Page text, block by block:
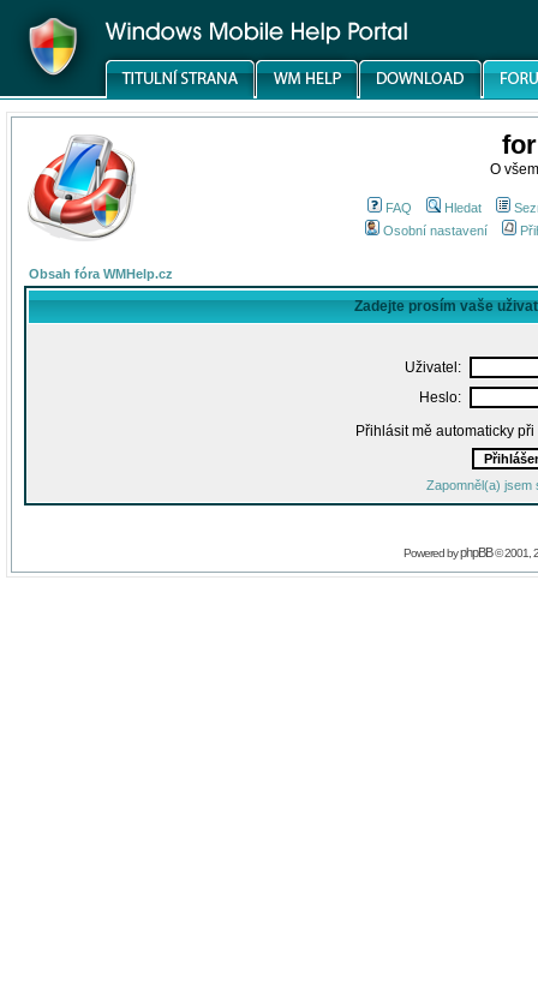
O
FAQ Hledat
Osobní nastavení
Obsah fóra WMHelp.cz
Zadejte prosím vaše
Uživatel:
Heslo:
Přihlásit mě automaticky
Zapomněl(a) jsem
Powered byphpBB© 2001,